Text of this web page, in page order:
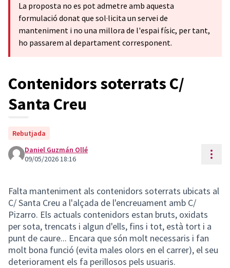
La proposta no es pot admetre amb aquesta
formulació donat que sol·licita un servei de
manteniment i no una millora de l'espai físic, per tant,
ho passarem al departament corresponent.
Contenidors soterrats C/
Santa Creu
Rebutjada
Daniel Guzmán Ollé
09/05/2026 18:16
Falta manteniment als contenidors soterrats ubicats al
C/ Santa Creu a l'alçada de l'encreuament amb C/
Pizarro. Els actuals contenidors estan bruts, oxidats
per sota, trencats i algun d'ells, fins i tot, està tort i a
punt de caure... Encara que són molt necessaris i fan
molt bona funció (evita males olors en el carrer), el seu
deteriorament els fa perillosos pels usuaris.